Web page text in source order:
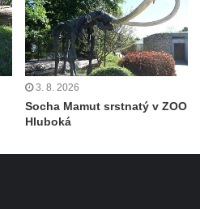
Josefův Důl
domě čp. 3 v
3. 8. 2026
Socha Mamut srstnatý v ZOO
Hluboká